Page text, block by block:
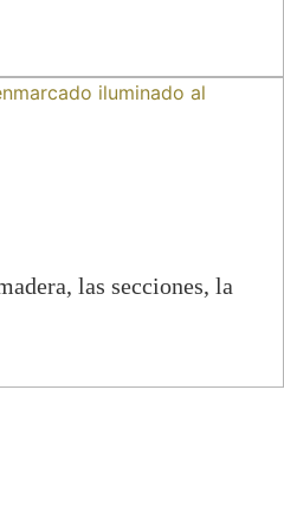
las secciones, la